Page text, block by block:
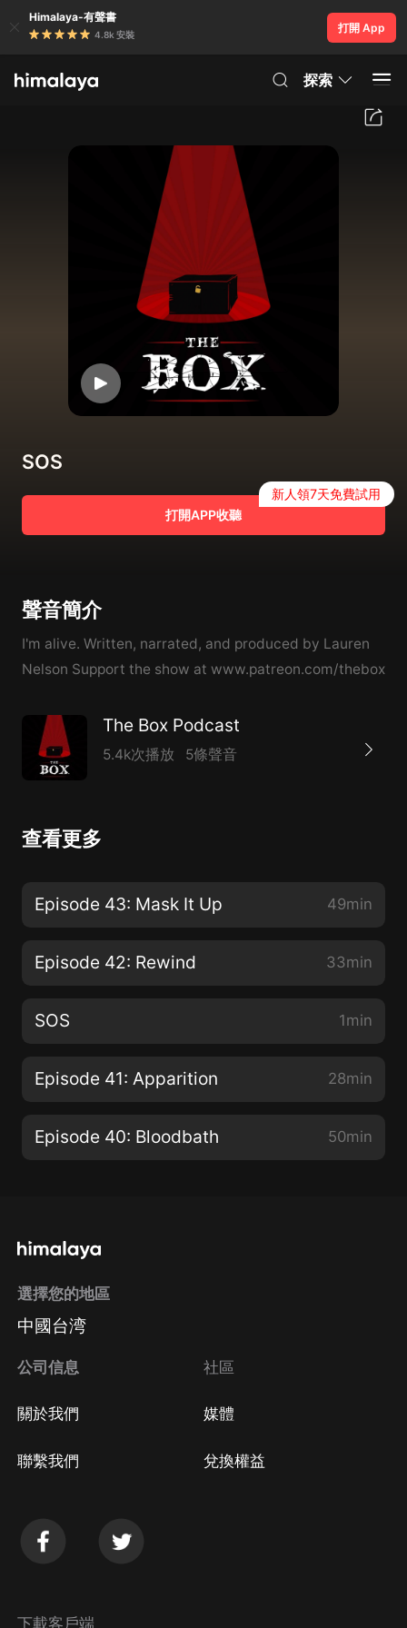
Himalaya-有聲書
4.8k 安裝
打開 App
探索
SOS
打開APP收聽
新人領7天免費試用
聲音簡介
I'm alive. Written, narrated, and produced by Lauren
Nelson Support the show at www.patreon.com/thebox
The Box Podcast
5.4k次播放 5條聲音
查看更多
Episode 43: Mask It Up 49min
Episode 42: Rewind 33min
SOS 1min
Episode 41: Apparition 28min
Episode 40: Bloodbath 50min
選擇您的地區
中國台湾
公司信息
關於我們
聯繫我們
社區
媒體
兌換權益
下載客戶端